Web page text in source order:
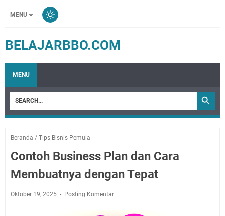
MENU
BELAJARBBO.COM
MENU
Beranda / Tips Bisnis Pemula
Contoh Business Plan dan Cara
Membuatnya dengan Tepat
Oktober 19, 2025 Posting Komentar